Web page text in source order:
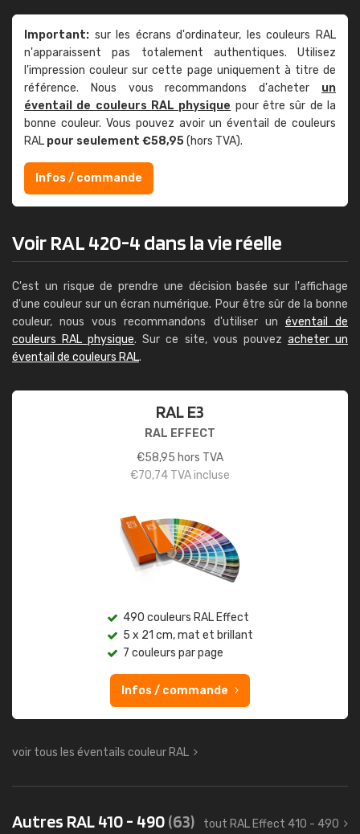
Important: sur les écrans d'ordinateur, les couleurs RAL
n'apparaissent pas totalement authentiques. Utilisez
l'impression couleur sur cette page uniquement à titre de
référence. Nous vous recommandons d'acheter un
éventail de couleurs RAL physique pour être sûr de la
bonne couleur. Vous pouvez avoir un éventail de couleurs
RAL pour seulement €58,95(hors TVA).
Infos / commande
Voir RAL 420-4 dans la vie réelle
C'est un risque de prendre une décision basée sur l'affichage
d'une couleur sur un écran numérique. Pour être sûr de la bonne
couleur, nous vous recommandons d'utiliser un éventail de
couleurs RAL physique. Sur ce site, vous pouvez acheter un
éventail de couleurs RAL.
RAL E3
RAL EFFECT
€58,95 hors TVA
€70,74 TVA incluse
490 couleurs RAL Effect
5 x 21 cm, mat et brillant
7 couleurs par page
Infos / commande
voir tous les éventails couleur RAL
Autres RAL 410 - 490(63) tout RAL Effect 410 - 490